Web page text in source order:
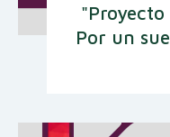
Por un